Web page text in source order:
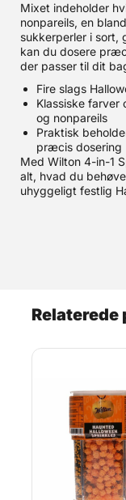
Mixet indeholder
nonpareils, en
sukkerperler i sort,
kan du dosere
der passer til dit
Fire slags
Klassiske farver
og nonpareils
Praktisk
præcis dosering
Med Wilton 4-in-1
alt, hvad du
uhyggeligt festlig